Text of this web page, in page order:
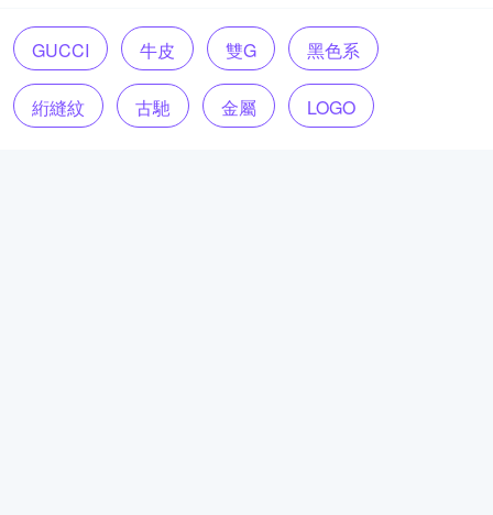
GUCCI 牛皮 雙G 黑色系
絎縫紋 古馳 金屬 LOGO